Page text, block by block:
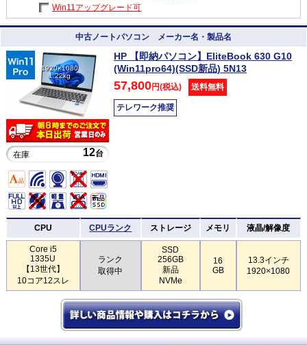
Win11アップグレード可
中古ノートパソコン メーカー名・製品名
1920×1080
1.22kg
在庫 12台
HP 【即納パソコン】EliteBook 630 G10
(Win11pro64)(SSD新品) 5N13
57,800円(税込) 送料無料
テレワーク推奨
CPU CPUランク ストレージ メモリ 液晶/解像度
Core i5
1335U
【13世代】
10コア12スレ
ランク
取得中
SSD
256GB
新品
NVMe
16
GB
13.3インチ
1920×1080